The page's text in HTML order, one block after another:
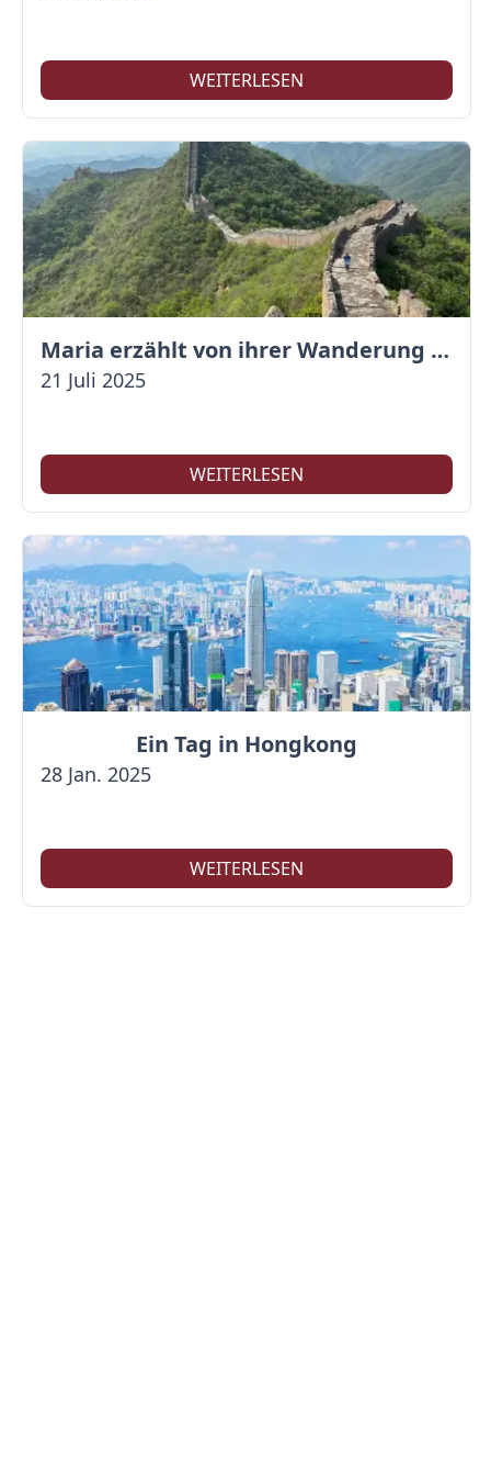
WEITERLESEN
Maria erzählt von ihrer Wanderung auf der Großen Mauer
21 Juli 2025
WEITERLESEN
Ein Tag in Hongkong
28 Jan. 2025
WEITERLESEN